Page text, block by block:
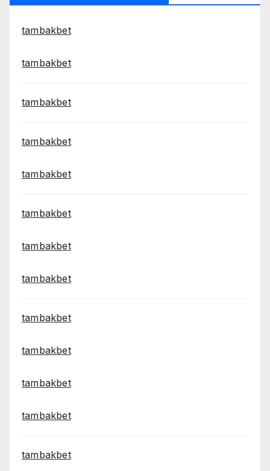
tambakbet
tambakbet
tambakbet
tambakbet
tambakbet
tambakbet
tambakbet
tambakbet
tambakbet
tambakbet
tambakbet
tambakbet
tambakbet